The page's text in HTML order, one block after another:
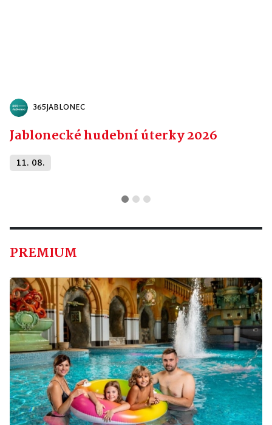
365JABLONEC
Jablonecké hudební úterky 2026
11. 08.
PREMIUM